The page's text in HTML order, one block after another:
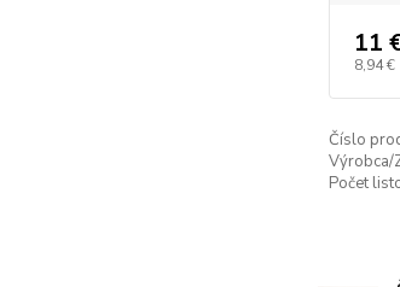
11
8,94 €
Číslo
Výrobca/
Počet